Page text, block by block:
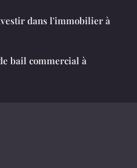
dans l'immobilier à
bail commercial à